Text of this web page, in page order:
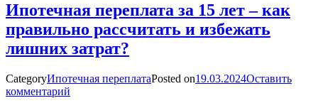
Ипотечная переплата за 15 лет – как
правильно рассчитать и избежать
лишних затрат?
CategoryИпотечная переплатаPosted on19.03.2024Оставить
комментарий